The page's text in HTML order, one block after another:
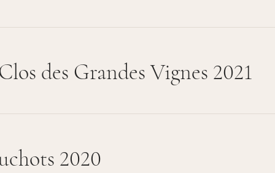
des Grandes Vignes 2021
2020